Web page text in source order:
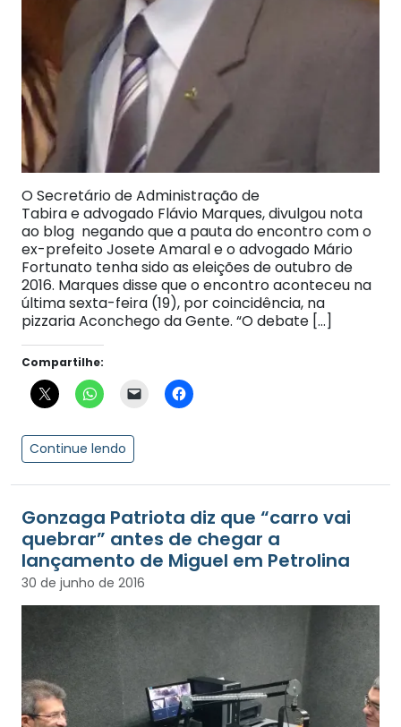
O Secretário de Administração de
Tabira e advogado Flávio Marques, divulgou nota
ao blog negando que a pauta do encontro com o
ex-prefeito Josete Amaral e o advogado Mário
Fortunato tenha sido as eleições de outubro de
2016. Marques disse que o encontro aconteceu na
última sexta-feira (19), por coincidência, na
pizzaria Aconchego da Gente. “O debate […]
Compartilhe:
Continue lendo
Gonzaga Patriota diz que “carro vai
quebrar” antes de chegar a
lançamento de Miguel em Petrolina
30 de junho de 2016